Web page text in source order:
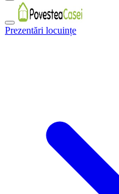
Prezentări locuințe